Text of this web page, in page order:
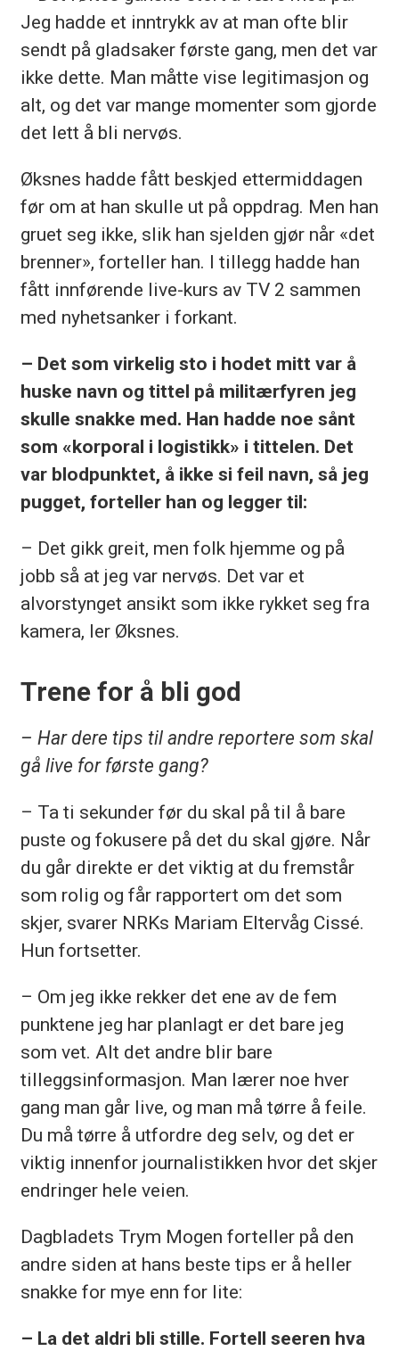
Jeg hadde et inntrykk av at man ofte blir
sendt på gladsaker første gang, men det var
ikke dette. Man måtte vise legitimasjon og
alt, og det var mange momenter som gjorde
det lett å bli nervøs.
Øksnes hadde fått beskjed ettermiddagen
før om at han skulle ut på oppdrag. Men han
gruet seg ikke, slik han sjelden gjør når «det
brenner», forteller han. I tillegg hadde han
fått innførende live-kurs av TV 2 sammen
med nyhetsanker i forkant.
– Det som virkelig sto i hodet mitt var å
huske navn og tittel på militærfyren jeg
skulle snakke med. Han hadde noe sånt
som «korporal i logistikk» i tittelen. Det
var blodpunktet, å ikke si feil navn, så jeg
pugget, forteller han og legger til:
– Det gikk greit, men folk hjemme og på
jobb så at jeg var nervøs. Det var et
alvorstynget ansikt som ikke rykket seg fra
kamera, ler Øksnes.
Trene for å bli god
– Har dere tips til andre reportere som skal
gå live for første gang?
– Ta ti sekunder før du skal på til å bare
puste og fokusere på det du skal gjøre. Når
du går direkte er det viktig at du fremstår
som rolig og får rapportert om det som
skjer, svarer NRKs Mariam Eltervåg Cissé.
Hun fortsetter.
– Om jeg ikke rekker det ene av de fem
punktene jeg har planlagt er det bare jeg
som vet. Alt det andre blir bare
tilleggsinformasjon. Man lærer noe hver
gang man går live, og man må tørre å feile.
Du må tørre å utfordre deg selv, og det er
viktig innenfor journalistikken hvor det skjer
endringer hele veien.
Dagbladets Trym Mogen forteller på den
andre siden at hans beste tips er å heller
snakke for mye enn for lite:
– La det aldri bli stille. Fortell seeren hva